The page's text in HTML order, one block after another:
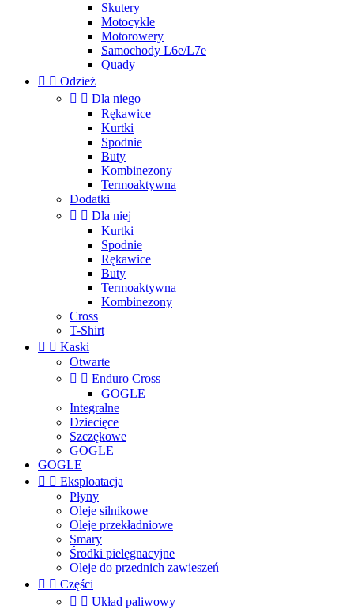
Skutery
Motocykle
Motorowery
Samochody L6e/L7e
Quady
  Odzież
  Dla niego
Rękawice
Kurtki
Spodnie
Buty
Kombinezony
Termoaktywna
Dodatki
  Dla niej
Kurtki
Spodnie
Rękawice
Buty
Termoaktywna
Kombinezony
Cross
T-Shirt
  Kaski
Otwarte
  Enduro Cross
GOGLE
Integralne
Dziecięce
Szczękowe
GOGLE
GOGLE
  Eksploatacja
Płyny
Oleje silnikowe
Oleje przekładniowe
Smary
Środki pielęgnacyjne
Oleje do przednich zawieszeń
  Części
  Układ paliwowy